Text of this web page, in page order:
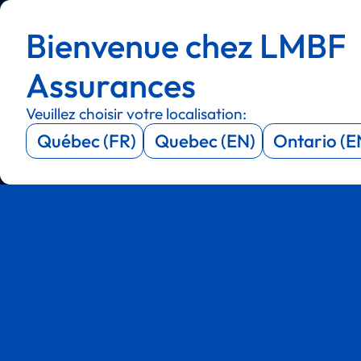
Menu
Menu
Bienvenue chez LMBF
Assurances
Veuillez choisir votre localisation:
Québec (FR) Quebec (EN) Ontario